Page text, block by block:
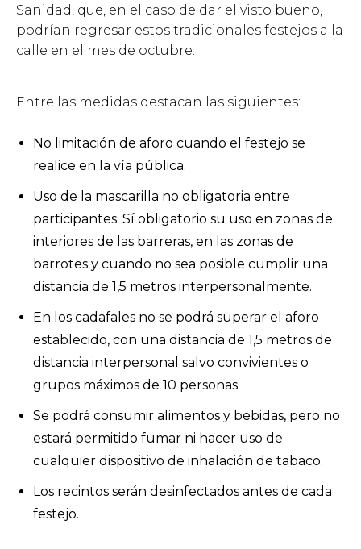
Sanidad, que, en el caso de dar el visto bueno,
podrían regresar estos tradicionales festejos a la
calle en el mes de octubre.
Entre las medidas destacan las siguientes:
No limitación de aforo cuando el festejo se
realice en la vía pública.
Uso de la mascarilla no obligatoria entre
participantes. Sí obligatorio su uso en zonas de
interiores de las barreras, en las zonas de
barrotes y cuando no sea posible cumplir una
distancia de 1,5 metros interpersonalmente.
En los cadafales no se podrá superar el aforo
establecido, con una distancia de 1,5 metros de
distancia interpersonal salvo convivientes o
grupos máximos de 10 personas.
Se podrá consumir alimentos y bebidas, pero no
estará permitido fumar ni hacer uso de
cualquier dispositivo de inhalación de tabaco.
Los recintos serán desinfectados antes de cada
festejo.